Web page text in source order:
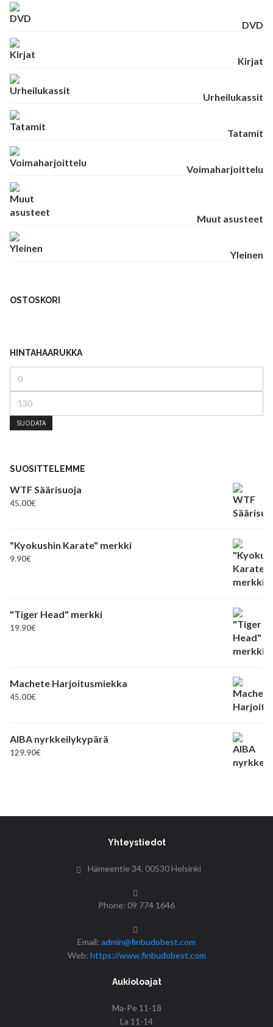
DVD
Kirjat
Urheilukassit
Tatamit
Voimaharjoittelu
Muut asusteet
Yleinen
OSTOSKORI
HINTAHAARUKKA
SUODATA
SUOSITTELEMME
WTF Säärisuoja
45.00€
"Kyokushin Karate" merkki
9.90€
"Tiger Head" merkki
19.90€
Machete Harjoitusmiekka
45.00€
AIBA nyrkkeilykypärä
129.90€
Yhteystiedot
Hämeentie 34, 00530 Helsinki
Phone: 09 774 1646
Email: admin@finbudobest.com
Web: https://www.finbudobest.com
Aukioloajat
Ma-Pe 11-18
La 11-14